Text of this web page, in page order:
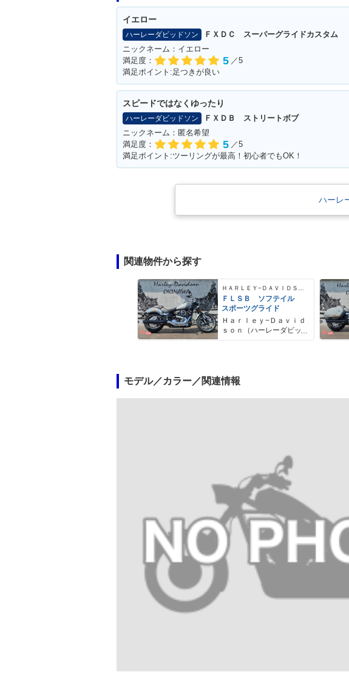
イエロー
ハーレーダビッドソン
ＦＸＤＣ スーパーグライドカスタム
ニックネーム：イエロー
満足度：
5 ／5
満足ポイント:足つきが良い
スピードではなくゆったり
ハーレーダビッドソン
ＦＸＤＢ ストリートボブ
ニックネーム：匿名希望
満足度：
5 ／5
満足ポイント:ツーリングが最高！初心者でもOK！
ハーレ
関連物件から探す
ＦＬＳＢ ソフテイル
スポーツグライド
Ｈａｒｌｅｙ−Ｄａｖｉｄ
ｓｏｎ（ハーレーダビッ
モデル／カラー／関連情報